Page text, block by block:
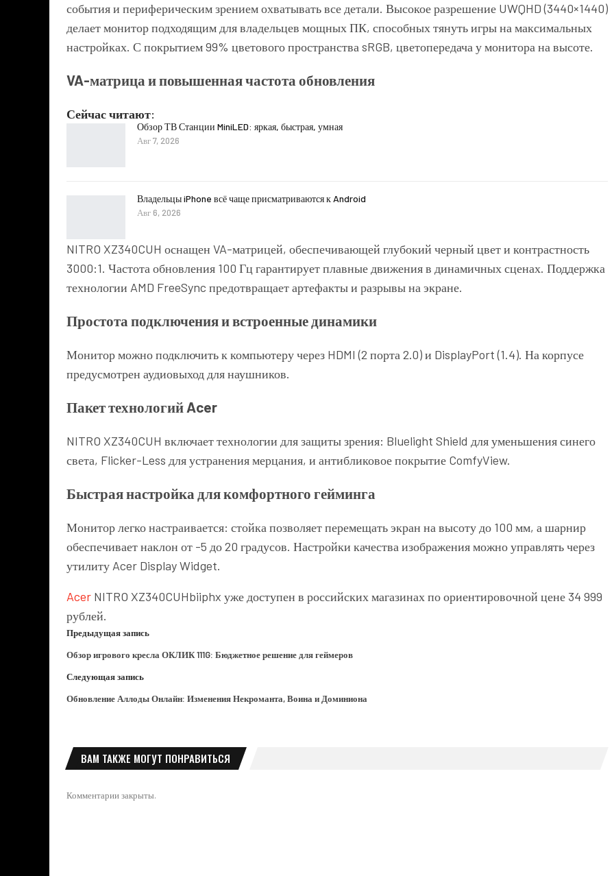
события и периферическим зрением охватывать все детали. Высокое разрешение UWQHD (3440×1440)
делает монитор подходящим для владельцев мощных ПК, способных тянуть игры на максимальных
настройках. С покрытием 99% цветового пространства sRGB, цветопередача у монитора на высоте.
VA-матрица и повышенная частота обновления
Сейчас читают:
Обзор ТВ Станции MiniLED: яркая, быстрая, умная
Авг 7, 2026
Владельцы iPhone всё чаще присматриваются к Android
Авг 6, 2026
NITRO XZ340CUH оснащен VA-матрицей, обеспечивающей глубокий черный цвет и контрастность
3000:1. Частота обновления 100 Гц гарантирует плавные движения в динамичных сценах. Поддержка
технологии AMD FreeSync предотвращает артефакты и разрывы на экране.
Простота подключения и встроенные динамики
Монитор можно подключить к компьютеру через HDMI (2 порта 2.0) и DisplayPort (1.4). На корпусе
предусмотрен аудиовыход для наушников.
Пакет технологий Acer
NITRO XZ340CUH включает технологии для защиты зрения: Bluelight Shield для уменьшения синего
света, Flicker-Less для устранения мерцания, и антибликовое покрытие ComfyView.
Быстрая настройка для комфортного гейминга
Монитор легко настраивается: стойка позволяет перемещать экран на высоту до 100 мм, а шарнир
обеспечивает наклон от -5 до 20 градусов. Настройки качества изображения можно управлять через
утилиту Acer Display Widget.
Acer NITRO XZ340CUHbiiphx уже доступен в российских магазинах по ориентировочной цене 34 999
рублей.
Предыдущая запись
Обзор игрового кресла ОКЛИК 111G: Бюджетное решение для геймеров
Следующая запись
Обновление Аллоды Онлайн: Изменения Некроманта, Воина и Доминиона
ВАМ ТАКЖЕ МОГУТ ПОНРАВИТЬСЯ
Комментарии закрыты.